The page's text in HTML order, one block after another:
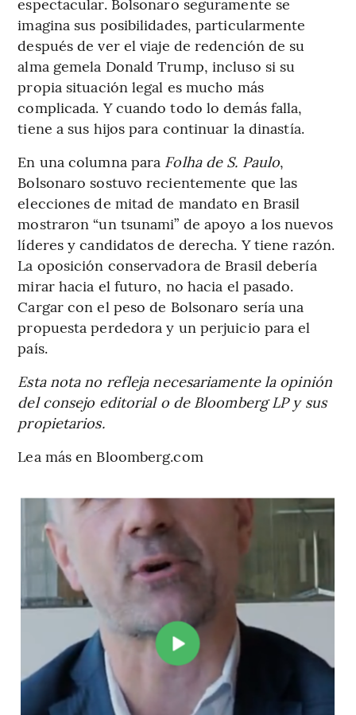
imagina sus posibilidades, particularmente
después de ver el viaje de redención de su
alma gemela Donald Trump, incluso si su
propia situación legal es mucho más
complicada. Y cuando todo lo demás falla,
tiene a sus hijos para continuar la dinastía.
En una columna para Folha de S. Paulo,
Bolsonaro sostuvo recientemente que las
elecciones de mitad de mandato en Brasil
mostraron “un tsunami” de apoyo a los nuevos
líderes y candidatos de derecha. Y tiene razón.
La oposición conservadora de Brasil debería
mirar hacia el futuro, no hacia el pasado.
Cargar con el peso de Bolsonaro sería una
propuesta perdedora y un perjuicio para el
país.
Esta nota no refleja necesariamente la opinión
del consejo editorial o de Bloomberg LP y sus
propietarios.
Lea más en Bloomberg.com